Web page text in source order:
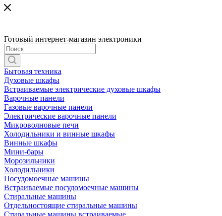
Готовый интернет-магазин электроники
Бытовая техника
Духовые шкафы
Встраиваемые электрические духовые шкафы
Варочные панели
Газовые варочные панели
Электрические варочные панели
Микроволновые печи
Холодильники и винные шкафы
Винные шкафы
Мини-бары
Морозильники
Холодильники
Посудомоечные машины
Встраиваемые посудомоечные машины
Стиральные машины
Отдельностоящие стиральные машины
Стиральные машины встраиваемые